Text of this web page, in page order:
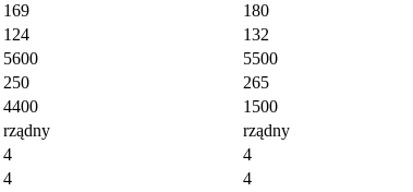
169
180
124
132
5600
5500
250
265
4400
1500
rządny
rządny
4
4
4
4